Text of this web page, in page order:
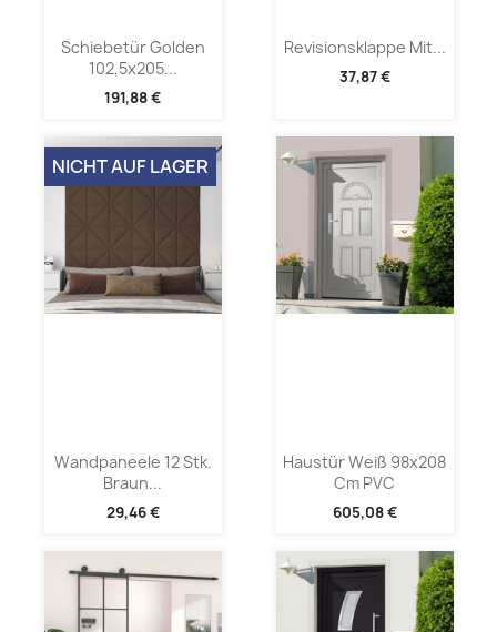
Schiebetür Golden
102,5x205...
191,88 €
Revisionsklappe Mit...
37,87 €
Wandpaneele 12 Stk.
Braun...
29,46 €
NICHT AUF LAGER
Haustür Weiß 98x208
Cm PVC
605,08 €